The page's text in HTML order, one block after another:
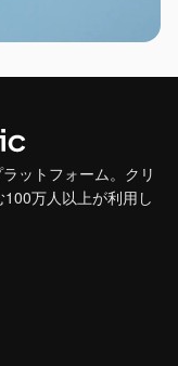
ットフォーム。クリ
万人以上が利用し